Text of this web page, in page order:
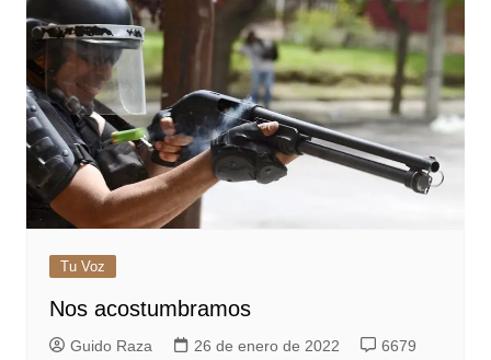
Tu Voz
Nos acostumbramos
Guido Raza 26 de enero de 2022 6679